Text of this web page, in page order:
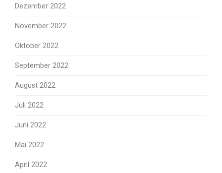
Dezember 2022
November 2022
Oktober 2022
September 2022
August 2022
Juli 2022
Juni 2022
Mai 2022
April 2022